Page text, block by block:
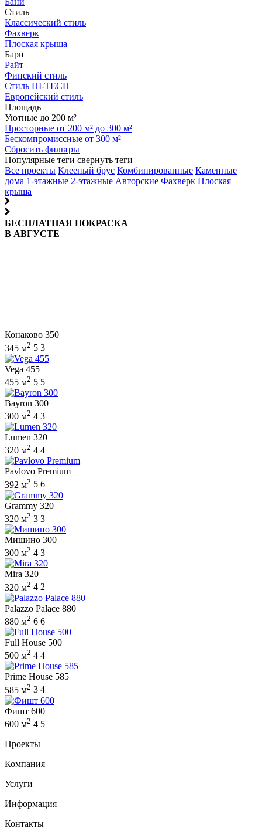
Стиль
Классический стиль
Фахверк
Плоская крыша
Барн
Райт
Финский стиль
Стиль HI-TECH
Европейский стиль
Площадь
Уютные до 200 м²
Просторные от 200 м² до 300 м²
Бескомпромиссные от 300 м²
Сбросить фильтры
Популярные теги свернуть теги
Все проекты Клееный брус Комбинированные Каменные
дома 1-этажные 2-этажные Авторские Фахверк Плоская
крыша
БЕСПЛАТНАЯ ПОКРАСКА
В АВГУСТЕ
Конаково 350
345 м2 5 3
Vega 455
455 м2 5 5
Bayron 300
300 м2 4 3
Lumen 320
320 м2 4 4
Pavlovo Premium
392 м2 5 6
Grammy 320
320 м2 3 3
Мишино 300
300 м2 4 3
Mira 320
320 м2 4 2
Palazzo Palace 880
880 м2 6 6
Full House 500
500 м2 4 4
Prime House 585
585 м2 3 4
Фишт 600
600 м2 4 5
Проекты
Компания
Услуги
Информация
Контакты